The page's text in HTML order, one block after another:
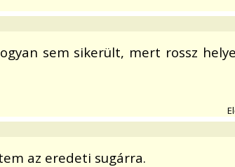
sem sikerült, mert rossz
az eredeti sugárra.